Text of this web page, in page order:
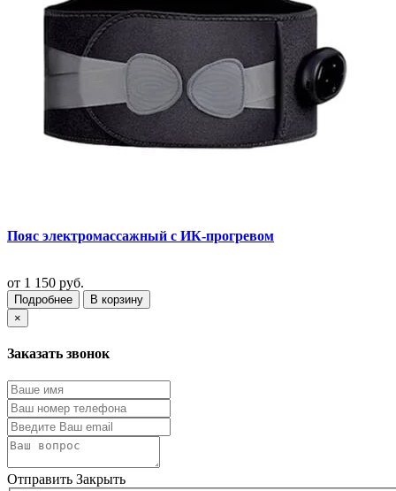
Пояс электромассажный с ИК-прогревом
от 1 150 руб.
Подробнее
В корзину
×
Заказать звонок
Отправить Закрыть